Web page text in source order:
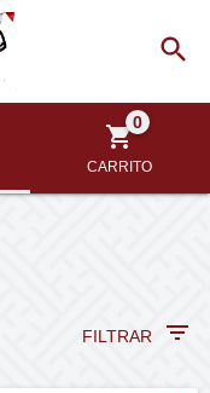
CARRITO
0
FILTRAR